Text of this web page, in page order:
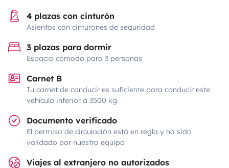
4 plazas con cinturón
Asientos con cinturones de seguridad
3 plazas para dormir
Espacio cómodo para 3 personas
Carnet B
Tu carnet de conducir es suficiente para conducir este
vehículo inferior a 3500 kg.
Documento verificado
El permiso de circulación está en regla y ha sido
validado por nuestro equipo
Viajes al extranjero no autorizados